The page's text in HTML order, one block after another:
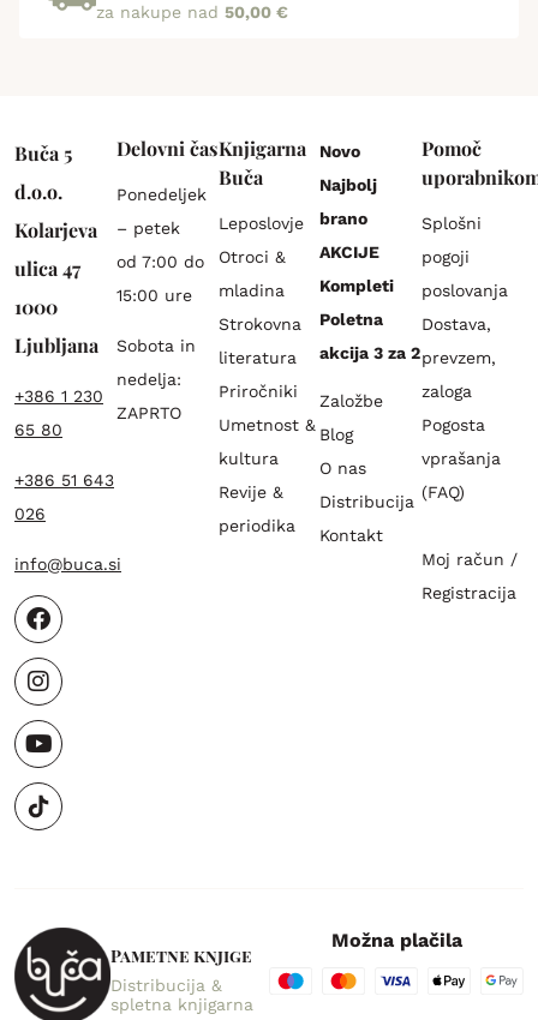
za nakupe nad 50,00 €
Buča 5
d.o.o.
Kolarjeva
ulica 47
1000
Ljubljana
+386 1 230
65 80
+386 51 643
026
info@buca.si
Delovni čas
Ponedeljek
– petek
od 7:00 do
15:00 ure
Sobota in
nedelja:
ZAPRTO
Knjigarna
Buča
Leposlovje
Otroci &
mladina
Strokovna
literatura
Priročniki
Umetnost &
kultura
Revije &
periodika
Novo
Najbolj
brano
AKCIJE
Kompleti
Poletna
akcija 3 za 2
Založbe
Blog
O nas
Distribucija
Kontakt
Pomoč
Splošni
pogoji
poslovanja
Dostava,
prevzem,
zaloga
Pogosta
vprašanja
(FAQ)
Moj račun /
Registracija
Pametne knjige
Distribucija &
spletna knjigarna
Možna plačila